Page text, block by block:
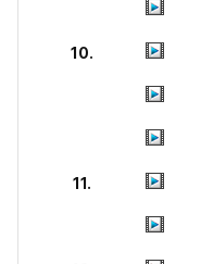
10.
11.